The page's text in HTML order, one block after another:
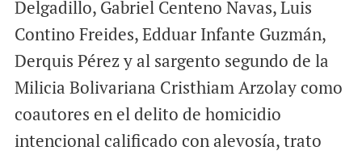
Delgadillo, Gabriel Centeno Navas, Luis
Contino Freides, Edduar Infante Guzmán,
Derquis Pérez y al sargento segundo de la
Milicia Bolivariana Cristhiam Arzolay como
coautores en el delito de homicidio
intencional calificado con alevosía, trato